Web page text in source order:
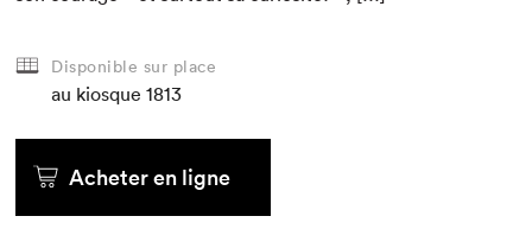
Disponible sur place
au kiosque 1813
Acheter en ligne